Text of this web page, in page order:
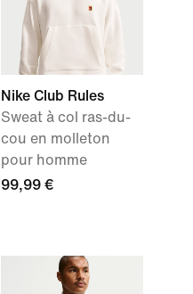
Nike Club Rules
Sweat à col ras-du-
cou en molleton
pour homme
99,99 €